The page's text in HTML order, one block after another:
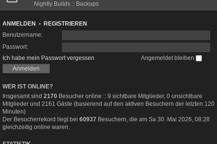
Nightly Builds :: Backups
ANMELDEN • REGISTRIEREN
Benutzername:
Passwort:
Ich habe mein Passwort vergessen
Angemeldet bleiben
WER IST ONLINE?
Insgesamt sind 2170 Besucher online :: 9 sichtbare Mitglieder, 0 unsichtbare
Mitglieder und 2161 Gäste (basierend auf den aktiven Besuchern der letzten 120
Minuten)
Der Besucherrekord liegt bei 60937 Besuchern, die am Sa 30. Mai 2026, 08:28
gleichzeitig online waren.